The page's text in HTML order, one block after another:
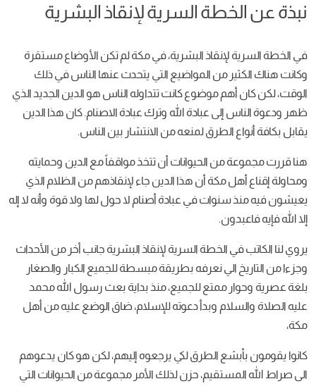
نبذة عن الخطة السرية لإنقاذ البشرية
في الخطة السرية لإنقاذ البشرية، في مكة لم تكن الأوضاع مستقرة
وكانت هناك الكثير من المواضيع التي يتحدث عنها الناس في ذلك
الوقت، لكن كان أهم موضوع كانت تتداوله الناس هو الدين الجديد الذي
ظهر ودعوة الناس إلى عبادة الله وترك عبادة الاصنام. كان هذا الدين
يقابل بكافة أنواع الطرق لمنعه من الانتشار بين الناس.
هنا قررت مجموعة من الحيوانات أن تتخذ مواقفاً مع الدين وحمايته
ومحاولة إقناع أهل مكة أن هذا الدين جاء لإنقاذهم من الظلام الذي
يعيشون فيه منذ سنوات في عبادة أصنام لا حول لها ولا قوة وأنه لا إله
إلا الله فإيه فاعبدون.
يروي لنا الكاتب في الخطة السرية لإنقاذ البشرية جانب أخر من الأحداث
وجزءا من التاريخ الي نعرفه بطريقة مبسطة للجميع الكبار والصغار
بلغة عصرية وحوار ممتع للجميع، منذ بداية بعث رسول الله محمد
عليه الصلاة والسلام وبدأ دعوته للإسلام، ضاق الوضع عليه من أهل
مكة،
كانوا يقومون بأبشع الطرق لكي يرجعوه إليهم، لكن هو كان يدعوهم
الى صراط الله المستقيم، حزن لذلك الأمر مجموعة من الحيوانات التي